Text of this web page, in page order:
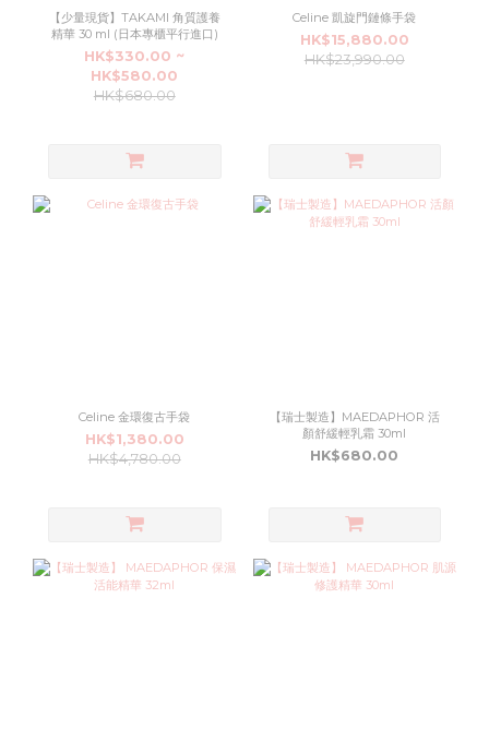
【少量現貨】TAKAMI 角質護養
精華 30 ml (日本專櫃平行進口)
HK$330.00 ~
HK$580.00
HK$680.00
Celine 凱旋門鏈條手袋
HK$15,880.00
HK$23,990.00
Celine 金環復古手袋
HK$1,380.00
HK$4,780.00
【瑞士製造】MAEDAPHOR 活
顏舒緩輕乳霜 30ml
HK$680.00